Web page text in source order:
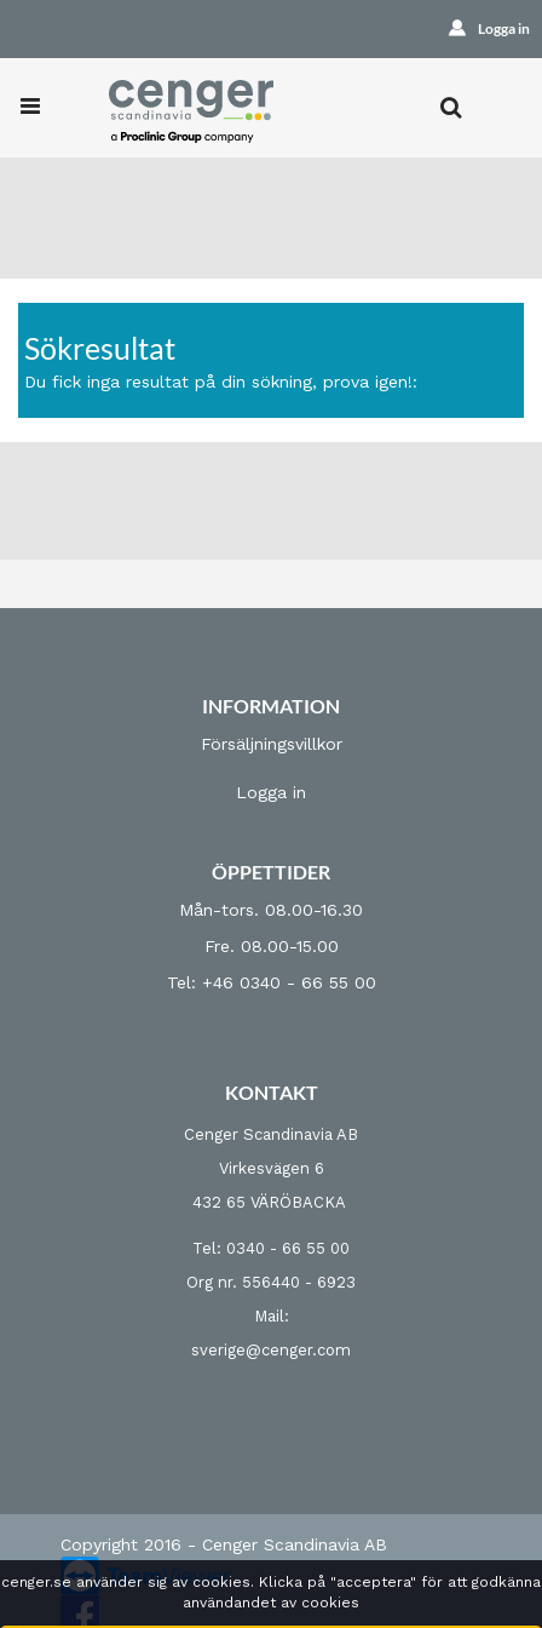
Logga in
Sökresultat
Du fick inga resultat på din sökning, prova igen!:
INFORMATION
Försäljningsvillkor
Logga in
ÖPPETTIDER
Mån-tors. 08.00-16.30
Fre. 08.00-15.00
Tel: +46 0340 - 66 55 00
KONTAKT
Cenger Scandinavia AB
Virkesvägen 6
432 65 VÄRÖBACKA
Tel: 0340 - 66 55 00
Org nr. 556440 - 6923
Mail:
sverige@cenger.com
Copyright 2016 - Cenger Scandinavia AB
cenger.se använder sig av cookies. Klicka på "acceptera" för att godkänna
användandet av cookies